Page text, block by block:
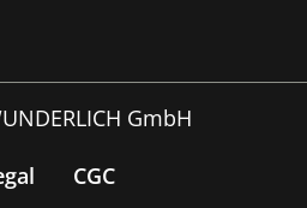
GmbH
CGC